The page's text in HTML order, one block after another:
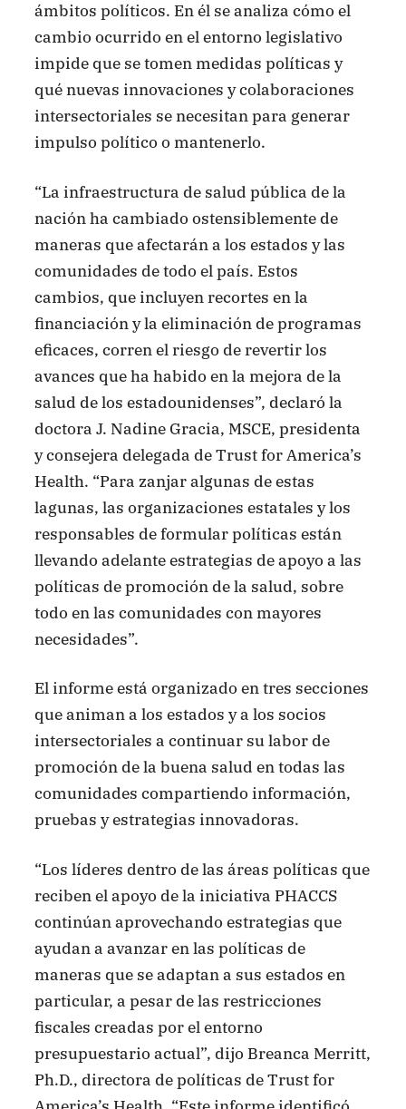
ámbitos políticos. En él se analiza cómo el
cambio ocurrido en el entorno legislativo
impide que se tomen medidas políticas y
qué nuevas innovaciones y colaboraciones
intersectoriales se necesitan para generar
impulso político o mantenerlo.
“La infraestructura de salud pública de la
nación ha cambiado ostensiblemente de
maneras que afectarán a los estados y las
comunidades de todo el país. Estos
cambios, que incluyen recortes en la
financiación y la eliminación de programas
eficaces, corren el riesgo de revertir los
avances que ha habido en la mejora de la
salud de los estadounidenses”, declaró la
doctora J. Nadine Gracia, MSCE, presidenta
y consejera delegada de Trust for America’s
Health. “Para zanjar algunas de estas
lagunas, las organizaciones estatales y los
responsables de formular políticas están
llevando adelante estrategias de apoyo a las
políticas de promoción de la salud, sobre
todo en las comunidades con mayores
necesidades”.
El informe está organizado en tres secciones
que animan a los estados y a los socios
intersectoriales a continuar su labor de
promoción de la buena salud en todas las
comunidades compartiendo información,
pruebas y estrategias innovadoras.
“Los líderes dentro de las áreas políticas que
reciben el apoyo de la iniciativa PHACCS
continúan aprovechando estrategias que
ayudan a avanzar en las políticas de
maneras que se adaptan a sus estados en
particular, a pesar de las restricciones
fiscales creadas por el entorno
presupuestario actual”, dijo Breanca Merritt,
Ph.D., directora de políticas de Trust for